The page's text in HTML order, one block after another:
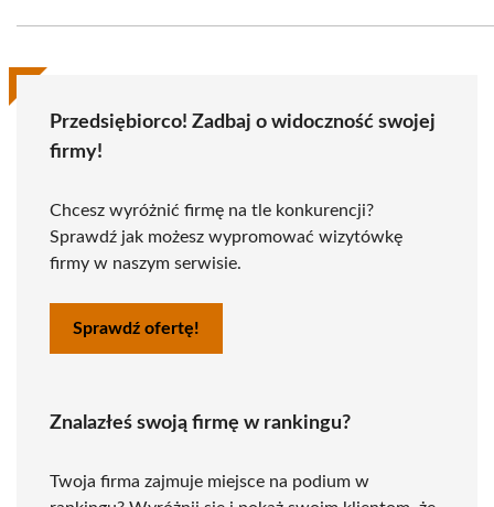
Przedsiębiorco! Zadbaj o widoczność swojej
firmy!
Chcesz wyróżnić firmę na tle konkurencji?
Sprawdź jak możesz wypromować wizytówkę
firmy w naszym serwisie.
Sprawdź ofertę!
Znalazłeś swoją firmę w rankingu?
Twoja firma zajmuje miejsce na podium w